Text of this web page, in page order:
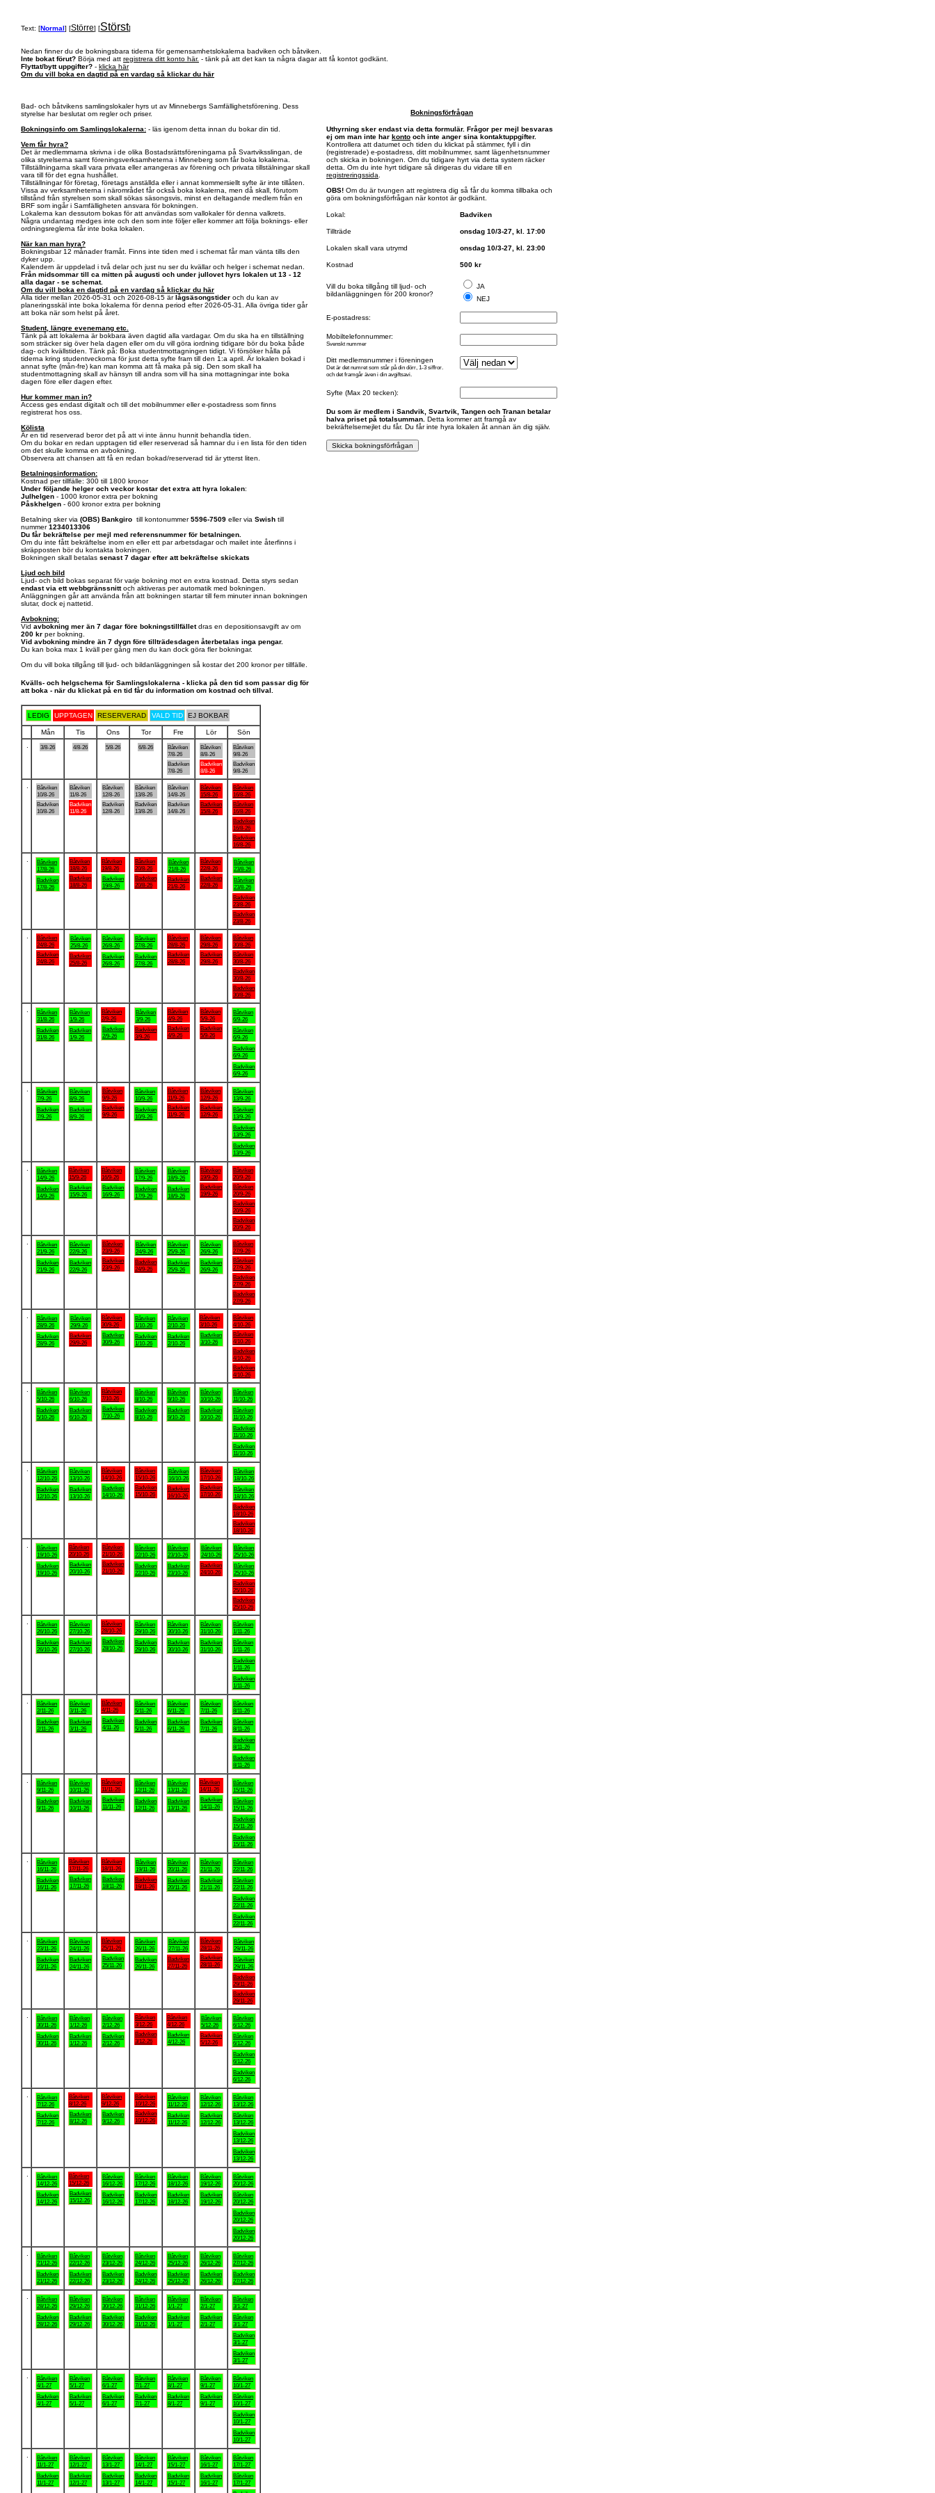
Text: [Normal] [Större] [Störst]
Nedan finner du de bokningsbara tiderna för gemensamhetslokalerna badviken och båtviken.
Inte bokat förut? Börja med att registrera ditt konto här. - tänk på att det kan ta några dagar att få kontot godkänt.
Flyttat/bytt uppgifter? - klicka här
Om du vill boka en dagtid på en vardag så klickar du här
Bad- och båtvikens samlingslokaler hyrs ut av Minnebergs Samfällighetsförening. Dess
styrelse har beslutat om regler och priser.
Bokningsinfo om Samlingslokalerna: - läs igenom detta innan du bokar din tid.
Vem får hyra?
Det är medlemmarna skrivna i de olika Bostadsrättsföreningarna på Svartviksslingan, de
olika styrelserna samt föreningsverksamheterna i Minneberg som får boka lokalerna.
Tillställningarna skall vara privata eller arrangeras av förening och privata tillstälningar skall
vara till för det egna hushållet.
Tillställningar för företag, företags anställda eller i annat kommersiellt syfte är inte tillåten.
Vissa av verksamheterna i närområdet får också boka lokalerna, men då skall, förutom
tillstånd från styrelsen som skall sökas säsongsvis, minst en deltagande medlem från en
BRF som ingår i Samfälligheten ansvara för bokningen.
Lokalerna kan dessutom bokas för att användas som vallokaler för denna valkrets.
Några undantag medges inte och den som inte följer eller kommer att följa boknings- eller
ordningsreglerna får inte boka lokalen.
När kan man hyra?
Bokningsbar 12 månader framåt. Finns inte tiden med i schemat får man vänta tills den
dyker upp.
Kalendern är uppdelad i två delar och just nu ser du kvällar och helger i schemat nedan.
Från midsommar till ca mitten på augusti och under jullovet hyrs lokalen ut 13 - 12
alla dagar - se schemat.
Om du vill boka en dagtid på en vardag så klickar du här
Alla tider mellan 2026-05-31 och 2026-08-15 ärlågsäsongstider och du kan av
planeringsskäl inte boka lokalerna för denna period efter 2026-05-31. Alla övriga tider går
att boka när som helst på året.
Student, längre evenemang etc.
Tänk på att lokalerna är bokbara även dagtid alla vardagar. Om du ska ha en tillställning
som sträcker sig över hela dagen eller om du vill göra iordning tidigare bör du boka både
dag- och kvällstiden. Tänk på: Boka studentmottagningen tidigt. Vi försöker hålla på
tiderna kring studentveckorna för just detta syfte fram till den 1:a april. Är lokalen bokad i
annat syfte (mån-fre) kan man komma att få maka på sig. Den som skall ha
studentmottagning skall av hänsyn till andra som vill ha sina mottagningar inte boka
dagen före eller dagen efter.
Hur kommer man in?
Access ges endast digitalt och till det mobilnummer eller e-postadress som finns
registrerat hos oss.
Kölista
Är en tid reserverad beror det på att vi inte ännu hunnit behandla tiden.
Om du bokar en redan upptagen tid eller reserverad så hamnar du i en lista för den tiden
om det skulle komma en avbokning.
Observera att chansen att få en redan bokad/reserverad tid är ytterst liten.
Betalningsinformation:
Kostnad per tillfälle: 300 till 1800 kronor
Under följande helger och veckor kostar det extra att hyra lokalen:
Julhelgen - 1000 kronor extra per bokning
Påskhelgen - 600 kronor extra per bokning
Betalning sker via (OBS) Bankgiro till kontonummer5596-7509 eller via Swish till
nummer1234013306
Du får bekräftelse per mejl med referensnummer för betalningen.
Om du inte fått bekräftelse inom en eller ett par arbetsdagar och mailet inte återfinns i
skräpposten bör du kontakta bokningen.
Bokningen skall betalas senast 7 dagar efter att bekräftelse skickats
Ljud och bild
Ljud- och bild bokas separat för varje bokning mot en extra kostnad. Detta styrs sedan
endast via ett webbgränssnittoch aktiveras per automatik med bokningen.
Anläggningen går att använda från att bokningen startar till fem minuter innan bokningen
slutar, dock ej nattetid.
Avbokning:
Vid avbokning mer än 7 dagar före bokningstillfälletdras en depositionsavgift av om
200 kr per bokning.
Vid avbokning mindre än 7 dygn före tillträdesdagen återbetalas inga pengar.
Du kan boka max 1 kväll per gång men du kan dock göra fler bokningar.
Om du vill boka tillgång till ljud- och bildanläggningen så kostar det 200 kronor per tillfälle.
Bokningsförfrågan
Uthyrning sker endast via detta formulär. Frågor per mejl besvaras
ej om man inte har konto och inte anger sina kontaktuppgifter.
Kontrollera att datumet och tiden du klickat på stämmer, fyll i din
(registrerade) e-postadress, ditt mobilnummer, samt lägenhetsnummer
och skicka in bokningen. Om du tidigare hyrt via detta system räcker
detta. Om du inte hyrt tidigare så dirigeras du vidare till en
registreringssida
OBS! Om du är tvungen att registrera dig så får du komma tillbaka och
göra om bokningsförfrågan när kontot är godkänt.
Lokal: Badviken
Tillträde onsdag 10/3-27, kl. 17:00
Lokalen skall vara utrymd onsdag 10/3-27, kl. 23:00
Kostnad 500 kr
Vill du boka tillgång till ljud- och
bildanläggningen för 200 kronor?
JA
NEJ
E-postadress:
Mobiltelefonnummer:
Svenskt nummer
Ditt medlemsnummer i föreningen
Det är det numret som står på din dörr, 1-3 siffror.
och det framgår även i din avgiftsavi.
Syfte (Max 20 tecken):
Du som är medlem i Sandvik, Svartvik, Tangen och Tranan betalar
halva priset på totalsumman. Detta kommer att framgå av
bekräftelsemejlet du får. Du får inte hyra lokalen åt annan än dig själv.
Kvälls- och helgschema för Samlingslokalerna - klicka på den tid som passar dig för
att boka - när du klickat på en tid får du information om kostnad och tillval.
LEDIG UPPTAGEN RESERVERAD VALD TID EJ BOKBAR
Mån Tis Ons Tor Fre Lör
Sön
3/8-26 4/8-26 5/8-26 6/8-26
Båtviken
7/8-26
Badviken
7/8-26
Båtviken
8/8-26
Badviken
8/8-26
Båtviken
9/8-26
Badviken
9/8-26
Båtviken
10/8-26
Badviken
10/8-26
Båtviken
11/8-26
Badviken
11/8-26
Båtviken
12/8-26
Badviken
12/8-26
Båtviken
13/8-26
Badviken
13/8-26
Båtviken
14/8-26
Badviken
14/8-26
Båtviken
15/8-26
Badviken
15/8-26
Båtviken
16/8-26
Båtviken
16/8-26
Badviken
16/8-26
Badviken
16/8-26
Båtviken
17/8-26
Badviken
17/8-26
Båtviken
18/8-26
Badviken
18/8-26
Båtviken
19/8-26
Badviken
19/8-26
Båtviken
20/8-26
Badviken
20/8-26
Båtviken
21/8-26
Badviken
21/8-26
Båtviken
22/8-26
Badviken
22/8-26
Båtviken
23/8-26
Båtviken
23/8-26
Badviken
23/8-26
Badviken
23/8-26
Båtviken
24/8-26
Badviken
24/8-26
Båtviken
25/8-26
Badviken
25/8-26
Båtviken
26/8-26
Badviken
26/8-26
Båtviken
27/8-26
Badviken
27/8-26
Båtviken
28/8-26
Badviken
28/8-26
Båtviken
29/8-26
Badviken
29/8-26
Båtviken
30/8-26
Båtviken
30/8-26
Badviken
30/8-26
Badviken
30/8-26
Båtviken
31/8-26
Badviken
31/8-26
Båtviken
1/9-26
Badviken
1/9-26
Båtviken
2/9-26
Badviken
2/9-26
Båtviken
3/9-26
Badviken
3/9-26
Båtviken
4/9-26
Badviken
4/9-26
Båtviken
5/9-26
Badviken
5/9-26
Båtviken
6/9-26
Båtviken
6/9-26
Badviken
6/9-26
Badviken
6/9-26
Båtviken
7/9-26
Badviken
7/9-26
Båtviken
8/9-26
Badviken
8/9-26
Båtviken
9/9-26
Badviken
9/9-26
Båtviken
10/9-26
Badviken
10/9-26
Båtviken
11/9-26
Badviken
11/9-26
Båtviken
12/9-26
Badviken
12/9-26
Båtviken
13/9-26
Båtviken
13/9-26
Badviken
13/9-26
Badviken
13/9-26
Båtviken
14/9-26
Badviken
14/9-26
Båtviken
15/9-26
Badviken
15/9-26
Båtviken
16/9-26
Badviken
16/9-26
Båtviken
17/9-26
Badviken
17/9-26
Båtviken
18/9-26
Badviken
18/9-26
Båtviken
19/9-26
Badviken
19/9-26
Båtviken
20/9-26
Båtviken
20/9-26
Badviken
20/9-26
Badviken
20/9-26
Båtviken
21/9-26
Badviken
21/9-26
Båtviken
22/9-26
Badviken
22/9-26
Båtviken
23/9-26
Badviken
23/9-26
Båtviken
24/9-26
Badviken
24/9-26
Båtviken
25/9-26
Badviken
25/9-26
Båtviken
26/9-26
Badviken
26/9-26
Båtviken
27/9-26
Båtviken
27/9-26
Badviken
27/9-26
Badviken
27/9-26
Båtviken
28/9-26
Badviken
28/9-26
Båtviken
29/9-26
Badviken
29/9-26
Båtviken
30/9-26
Badviken
30/9-26
Båtviken
1/10-26
Badviken
1/10-26
Båtviken
2/10-26
Badviken
2/10-26
Båtviken
3/10-26
Badviken
3/10-26
Båtviken
4/10-26
Båtviken
4/10-26
Badviken
4/10-26
Badviken
4/10-26
Båtviken
5/10-26
Badviken
5/10-26
Båtviken
6/10-26
Badviken
6/10-26
Båtviken
7/10-26
Badviken
7/10-26
Båtviken
8/10-26
Badviken
8/10-26
Båtviken
9/10-26
Badviken
9/10-26
Båtviken
10/10-26
Badviken
10/10-26
Båtviken
11/10-26
Båtviken
11/10-26
Badviken
11/10-26
Badviken
11/10-26
Båtviken
12/10-26
Badviken
12/10-26
Båtviken
13/10-26
Badviken
13/10-26
Båtviken
14/10-26
Badviken
14/10-26
Båtviken
15/10-26
Badviken
15/10-26
Båtviken
16/10-26
Badviken
16/10-26
Båtviken
17/10-26
Badviken
17/10-26
Båtviken
18/10-26
Båtviken
18/10-26
Badviken
18/10-26
Badviken
18/10-26
Båtviken
19/10-26
Badviken
19/10-26
Båtviken
20/10-26
Badviken
20/10-26
Båtviken
21/10-26
Badviken
21/10-26
Båtviken
22/10-26
Badviken
22/10-26
Båtviken
23/10-26
Badviken
23/10-26
Båtviken
24/10-26
Badviken
24/10-26
Båtviken
25/10-26
Båtviken
25/10-26
Badviken
25/10-26
Badviken
25/10-26
Båtviken
26/10-26
Badviken
26/10-26
Båtviken
27/10-26
Badviken
27/10-26
Båtviken
28/10-26
Badviken
28/10-26
Båtviken
29/10-26
Badviken
29/10-26
Båtviken
30/10-26
Badviken
30/10-26
Båtviken
31/10-26
Badviken
31/10-26
Båtviken
1/11-26
Båtviken
1/11-26
Badviken
1/11-26
Badviken
1/11-26
Båtviken
2/11-26
Badviken
2/11-26
Båtviken
3/11-26
Badviken
3/11-26
Båtviken
4/11-26
Badviken
4/11-26
Båtviken
5/11-26
Badviken
5/11-26
Båtviken
6/11-26
Badviken
6/11-26
Båtviken
7/11-26
Badviken
7/11-26
Båtviken
8/11-26
Båtviken
8/11-26
Badviken
8/11-26
Badviken
8/11-26
Båtviken
9/11-26
Badviken
9/11-26
Båtviken
10/11-26
Badviken
10/11-26
Båtviken
11/11-26
Badviken
11/11-26
Båtviken
12/11-26
Badviken
12/11-26
Båtviken
13/11-26
Badviken
13/11-26
Båtviken
14/11-26
Badviken
14/11-26
Båtviken
15/11-26
Båtviken
15/11-26
Badviken
15/11-26
Badviken
15/11-26
Båtviken
16/11-26
Badviken
16/11-26
Båtviken
17/11-26
Badviken
17/11-26
Båtviken
18/11-26
Badviken
18/11-26
Båtviken
19/11-26
Badviken
19/11-26
Båtviken
20/11-26
Badviken
20/11-26
Båtviken
21/11-26
Badviken
21/11-26
Båtviken
22/11-26
Båtviken
22/11-26
Badviken
22/11-26
Badviken
22/11-26
Båtviken
23/11-26
Badviken
23/11-26
Båtviken
24/11-26
Badviken
24/11-26
Båtviken
25/11-26
Badviken
25/11-26
Båtviken
26/11-26
Badviken
26/11-26
Båtviken
27/11-26
Badviken
27/11-26
Båtviken
28/11-26
Badviken
28/11-26
Båtviken
29/11-26
Båtviken
29/11-26
Badviken
29/11-26
Badviken
29/11-26
Båtviken
30/11-26
Badviken
30/11-26
Båtviken
1/12-26
Badviken
1/12-26
Båtviken
2/12-26
Badviken
2/12-26
Båtviken
3/12-26
Badviken
3/12-26
Båtviken
4/12-26
Badviken
4/12-26
Båtviken
5/12-26
Badviken
5/12-26
Båtviken
6/12-26
Båtviken
6/12-26
Badviken
6/12-26
Badviken
6/12-26
Båtviken
7/12-26
Badviken
7/12-26
Båtviken
8/12-26
Badviken
8/12-26
Båtviken
9/12-26
Badviken
9/12-26
Båtviken
10/12-26
Badviken
10/12-26
Båtviken
11/12-26
Badviken
11/12-26
Båtviken
12/12-26
Badviken
12/12-26
Båtviken
13/12-26
Båtviken
13/12-26
Badviken
13/12-26
Badviken
13/12-26
Båtviken
14/12-26
Badviken
14/12-26
Båtviken
15/12-26
Badviken
15/12-26
Båtviken
16/12-26
Badviken
16/12-26
Båtviken
17/12-26
Badviken
17/12-26
Båtviken
18/12-26
Badviken
18/12-26
Båtviken
19/12-26
Badviken
19/12-26
Båtviken
20/12-26
Båtviken
20/12-26
Badviken
20/12-26
Badviken
20/12-26
Båtviken
21/12-26
Badviken
21/12-26
Båtviken
22/12-26
Badviken
22/12-26
Båtviken
23/12-26
Badviken
23/12-26
Båtviken
24/12-26
Badviken
24/12-26
Båtviken
25/12-26
Badviken
25/12-26
Båtviken
26/12-26
Badviken
26/12-26
Båtviken
27/12-26
Badviken
27/12-26
Båtviken
28/12-26
Badviken
28/12-26
Båtviken
29/12-26
Badviken
29/12-26
Båtviken
30/12-26
Badviken
30/12-26
Båtviken
31/12-26
Badviken
31/12-26
Båtviken
1/1-27
Badviken
1/1-27
Båtviken
2/1-27
Badviken
2/1-27
Båtviken
3/1-27
Båtviken
3/1-27
Badviken
3/1-27
Badviken
3/1-27
Båtviken
4/1-27
Badviken
4/1-27
Båtviken
5/1-27
Badviken
5/1-27
Båtviken
6/1-27
Badviken
6/1-27
Båtviken
7/1-27
Badviken
7/1-27
Båtviken
8/1-27
Badviken
8/1-27
Båtviken
9/1-27
Badviken
9/1-27
Båtviken
10/1-27
Båtviken
10/1-27
Badviken
10/1-27
Badviken
10/1-27
Båtviken
11/1-27
Badviken
11/1-27
Båtviken
12/1-27
Badviken
12/1-27
Båtviken
13/1-27
Badviken
13/1-27
Båtviken
14/1-27
Badviken
14/1-27
Båtviken
15/1-27
Badviken
15/1-27
Båtviken
16/1-27
Badviken
16/1-27
Båtviken
17/1-27
Båtviken
17/1-27